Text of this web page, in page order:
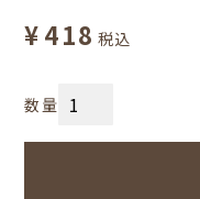
¥418 税込